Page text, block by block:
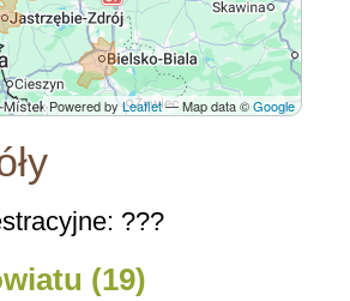
Powered byLeaflet— Map data ©Google
???
(19)